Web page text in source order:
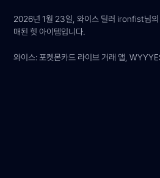
2026년 1월 23일, 와이스 딜러 ironfist님의
매된 힛 아이템입니다.
와이스: 포켓몬카드 라이브 거래 앱,